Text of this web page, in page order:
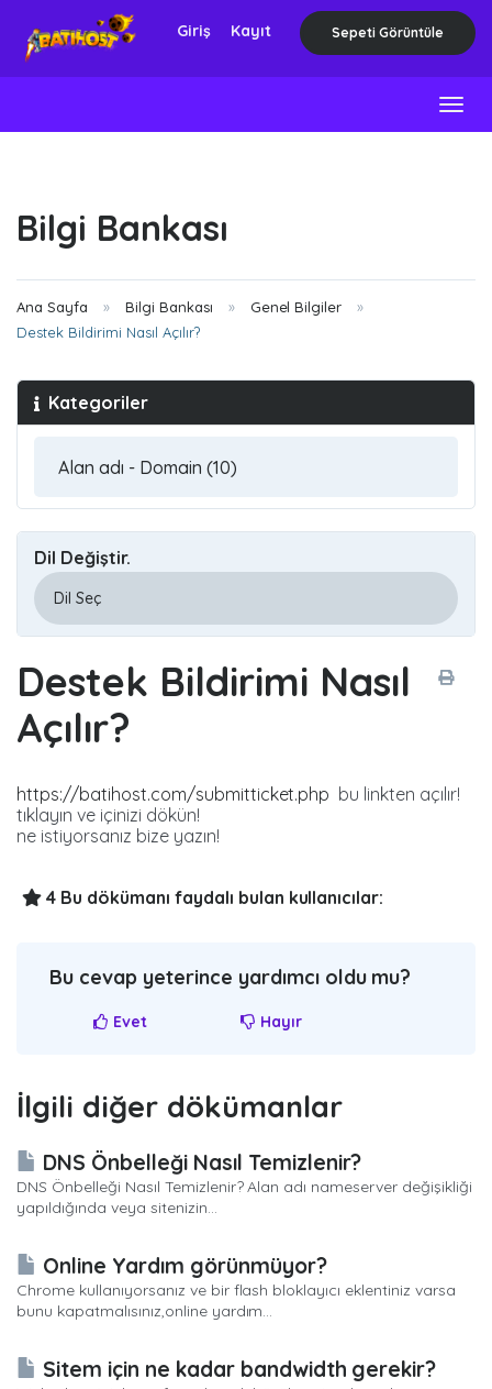
Giriş Kayıt Sepeti Görüntüle
Bilgi Bankası
Ana Sayfa Bilgi Bankası
Genel Bilgiler
Destek Bildirimi Nasıl Açılır?
Kategoriler
Dil Değiştir.
Destek Bildirimi Nasıl
Açılır?
https://batihost.com/submitticket.php bu linkten açılır!
tıklayın ve içinizi dökün!
ne istiyorsanız bize yazın!
4 Bu dökümanı faydalı bulan kullanıcılar:
Bu cevap yeterince yardımcı oldu mu?
Evet Hayır
İlgili diğer dökümanlar
DNS Önbelleği Nasıl Temizlenir?
DNS Önbelleği Nasıl Temizlenir? Alan adı nameserver değişikliği
yapıldığında veya sitenizin...
Online Yardım görünmüyor?
Chrome kullanıyorsanız ve bir flash bloklayıcı eklentiniz varsa
bunu kapatmalısınız,online yardım...
Sitem için ne kadar bandwidth gerekir?